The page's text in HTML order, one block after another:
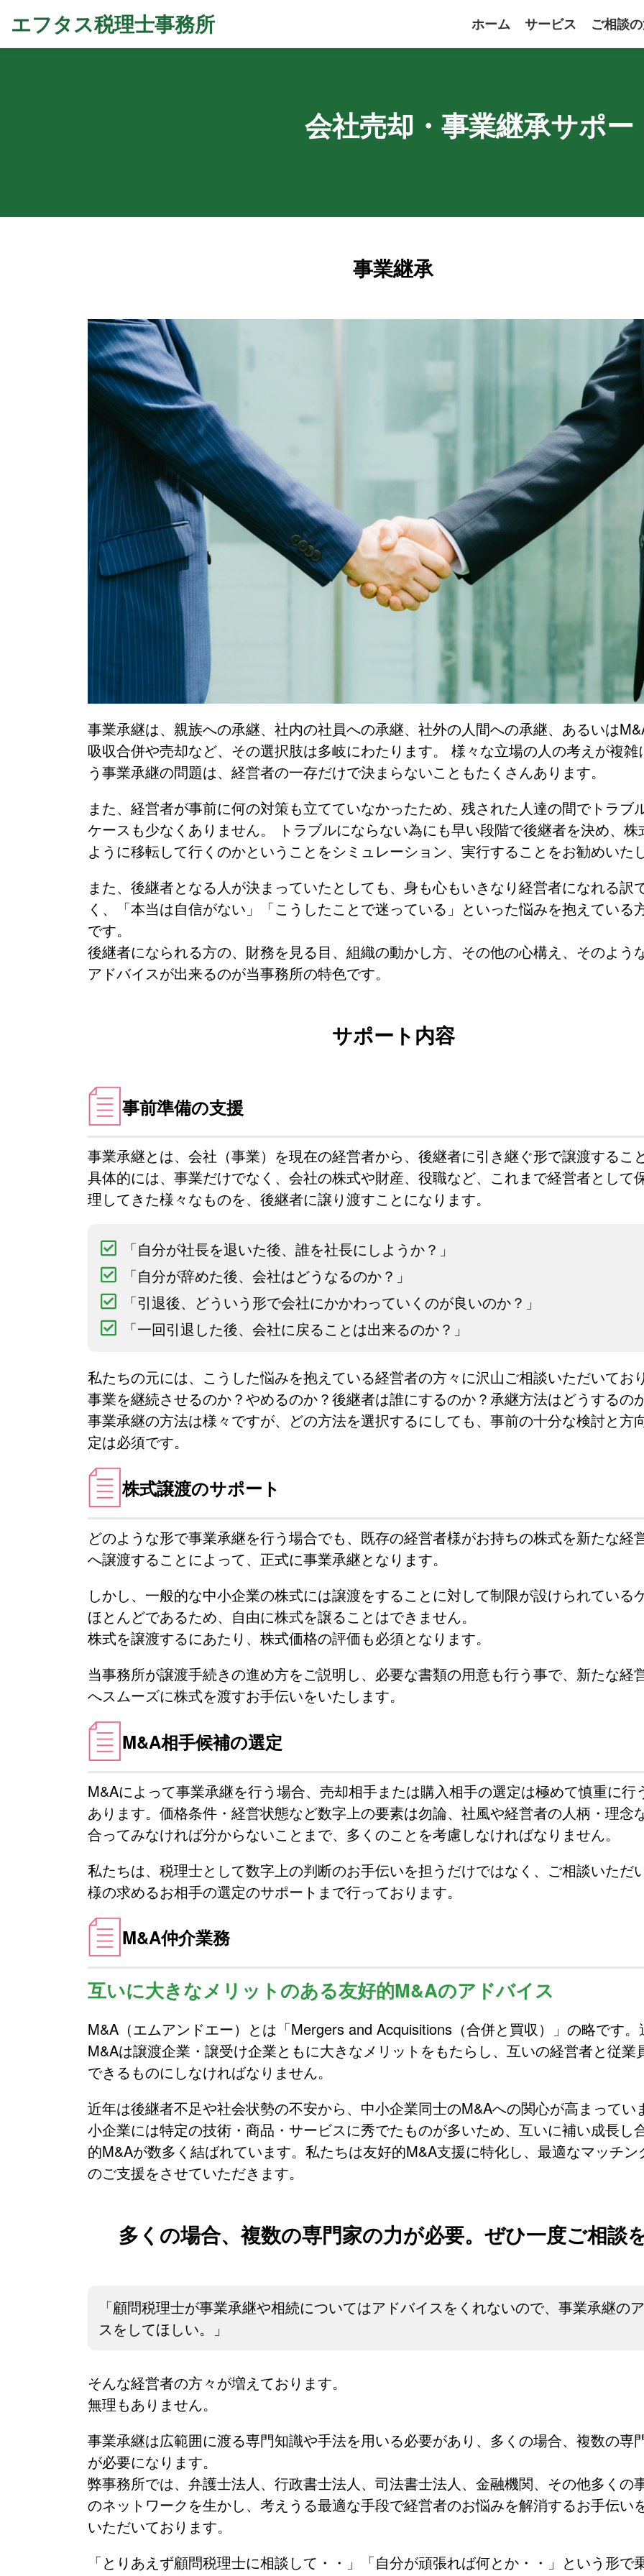
エフタス税理士事務所 ホーム サービス ご相談
会社売却・事業継承サポー
事業継承
事業承継は、親族への承継、社内の社員への承継、社外の人間への承継、あるいは
吸収合併や売却など、その選択肢は多岐にわたります。 様々な立場の人の考えが複雑
う事業承継の問題は、経営者の一存だけで決まらないこともたくさんあります。
また、経営者が事前に何の対策も立てていなかったため、残された人達の間でトラブ
ケースも少なくありません。 トラブルにならない為にも早い段階で後継者を決め、株
ように移転して行くのかということをシミュレーション、実行することをお勧めいたし
また、後継者となる人が決まっていたとしても、身も心もいきなり経営者になれる訳
く、「本当は自信がない」「こうしたことで迷っている」といった悩みを抱えている
です。
後継者になられる方の、財務を見る目、組織の動かし方、その他の心構え、そのよう
アドバイスが出来るのが当事務所の特色です。
サポート内容
事前準備の支援
事業承継とは、会社（事業）を現在の経営者から、後継者に引き継ぐ形で譲渡するこ
具体的には、事業だけでなく、会社の株式や財産、役職など、これまで経営者として
理してきた様々なものを、後継者に譲り渡すことになります。
「自分が社長を退いた後、誰を社長にしようか？」
「自分が辞めた後、会社はどうなるのか？」
「引退後、どういう形で会社にかかわっていくのが良いのか？」
「一回引退した後、会社に戻ることは出来るのか？」
私たちの元には、こうした悩みを抱えている経営者の方々に沢山ご相談いただいてお
事業を継続させるのか？やめるのか？後継者は誰にするのか？承継方法はどうするの
事業承継の方法は様々ですが、どの方法を選択するにしても、事前の十分な検討と方
定は必須です。
株式譲渡のサポート
どのような形で事業承継を行う場合でも、既存の経営者様がお持ちの株式を新たな経
へ譲渡することによって、正式に事業承継となります。
しかし、一般的な中小企業の株式には譲渡をすることに対して制限が設けられている
ほとんどであるため、自由に株式を譲ることはできません。
株式を譲渡するにあたり、株式価格の評価も必須となります。
当事務所が譲渡手続きの進め方をご説明し、必要な書類の用意も行う事で、新たな経
へスムーズに株式を渡すお手伝いをいたします。
M&A相手候補の選定
M&Aによって事業承継を行う場合、売却相手または購入相手の選定は極めて慎重に行
あります。価格条件・経営状態など数字上の要素は勿論、社風や経営者の人柄・理念
合ってみなければ分からないことまで、多くのことを考慮しなければなりません。
私たちは、税理士として数字上の判断のお手伝いを担うだけではなく、ご相談いただ
様の求めるお相手の選定のサポートまで行っております。
M&A仲介業務
互いに大きなメリットのある友好的M&Aのアドバイス
M&A（エムアンドエー）とは「Mergers and Acquisitions（合併と買収）」の略です。
M&Aは譲渡企業・譲受け企業ともに大きなメリットをもたらし、互いの経営者と従業
できるものにしなければなりません。
近年は後継者不足や社会状勢の不安から、中小企業同士のM&Aへの関心が高まってい
小企業には特定の技術・商品・サービスに秀でたものが多いため、互いに補い成長し
的M&Aが数多く結ばれています。私たちは友好的M&A支援に特化し、最適なマッチン
のご支援をさせていただきます。
多くの場合、複数の専門家の力が必要。ぜひ一度ご相談
「顧問税理士が事業承継や相続についてはアドバイスをくれないので、事業承継の
スをしてほしい。」
そんな経営者の方々が増えております。
無理もありません。
事業承継は広範囲に渡る専門知識や手法を用いる必要があり、多くの場合、複数の専
が必要になります。
弊事務所では、弁護士法人、行政書士法人、司法書士法人、金融機関、その他多くの
のネットワークを生かし、考えうる最適な手段で経営者のお悩みを解消するお手伝い
いただいております。
「とりあえず顧問税理士に相談して・・」「自分が頑張れば何とか・・」という形で